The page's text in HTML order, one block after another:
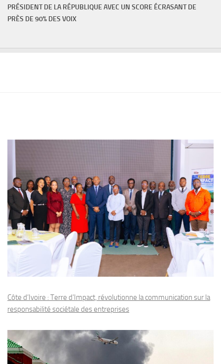
PRÉSIDENT DE LA RÉPUBLIQUE AVEC UN SCORE ÉCRASANT DE
PRÈS DE 90% DES VOIX
Côte d’Ivoire : Terre d’Impact, révolutionne la communication sur la
responsabilité sociétale des entreprises